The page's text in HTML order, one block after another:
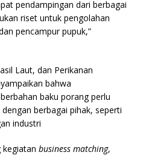
pendampingan dari berbagai
riset untuk pengolahan
pencampur pupuk,”
Laut, dan Perikanan
bahwa
baku porang perlu
berbagai pihak, seperti
industri
kegiatan business matching,